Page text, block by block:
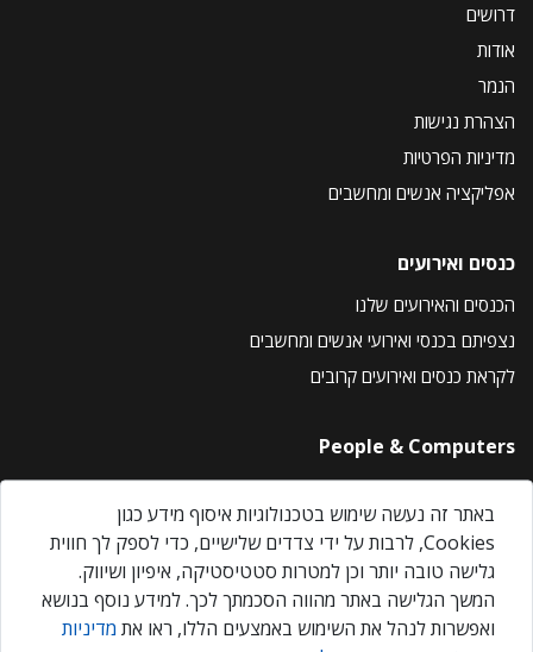
דרושים
אודות
הנמר
הצהרת נגישות
מדיניות הפרטיות
אפליקציה אנשים ומחשבים
כנסים ואירועים
הכנסים והאירועים שלנו
נצפיתם בכנסי ואירועי אנשים ומחשבים
לקראת כנסים ואירועים קרובים
People & Computers
About Us
Privacy Policy
Contact Us
Our Events
באתר זה נעשה שימוש בטכנולוגיות איסוף מידע כגון
Cookies, לרבות על ידי צדדים שלישיים, כדי לספק לך חווית
גלישה טובה יותר וכן למטרות סטטיסטיקה, איפיון ושיווק.
המשך הגלישה באתר מהווה הסכמתך לכך. למידע נוסף בנושא
ואפשרות לנהל את השימוש באמצעים הללו, ראו את מדיניות